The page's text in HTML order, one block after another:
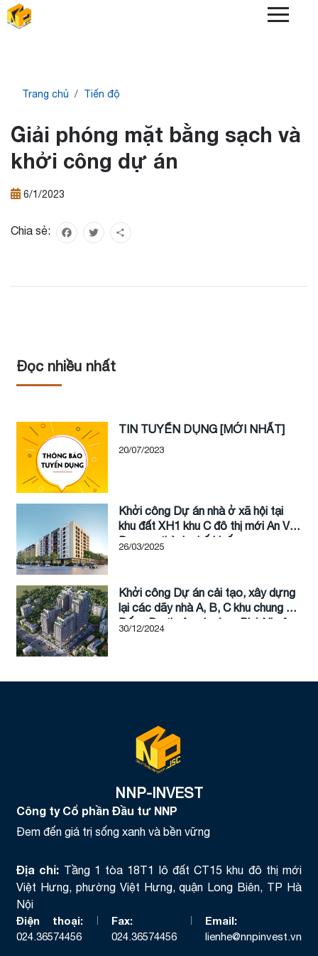
Skip
to
Breadcrumb
Trang chủ Tiến độ
Giải phóng mặt bằng sạch và
khởi công dự án
6/1/2023
Chia sẻ: Facebook
Twitter
Đọc nhiều nhất
TIN TUYỂN DỤNG [MỚI NHẤT]
20/07/2023
Khởi công Dự án nhà ở xã hội tại
khu đất XH1 khu C đô thị mới An Vân
Dương, thành phố Huế
26/03/2025
Khởi công Dự án cải tạo, xây dựng
lại các dãy nhà A, B, C khu chung cư
Đống Đa thuộc phường Phú Nhuận,
30/12/2024
NNP-INVEST
Công ty Cổ phần Đầu tư NNP
Đem đến giá trị sống xanh và bền vững
Địa chỉ: Tầng 1 tòa 18T1 lô đất CT15 khu đô thị mới
Việt Hưng, phường Việt Hưng, quận Long Biên, TP Hà
Nội
Điện thoại:
024.36574456
Fax:
024.36574456
Email:
lienhe@nnpinvest.vn